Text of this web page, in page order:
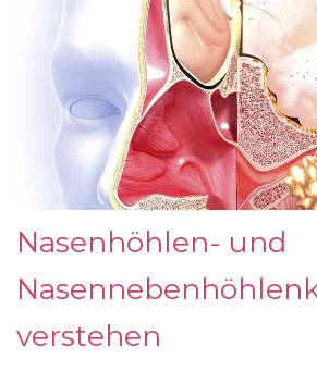
Nasenhöhlen- und
verstehen